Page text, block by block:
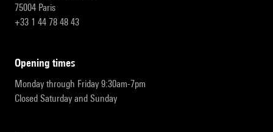
75004 Paris
+33 1 44 78 48 43
opening times
Monday through Friday 9:30am-7pm
Closed Saturday and Sunday